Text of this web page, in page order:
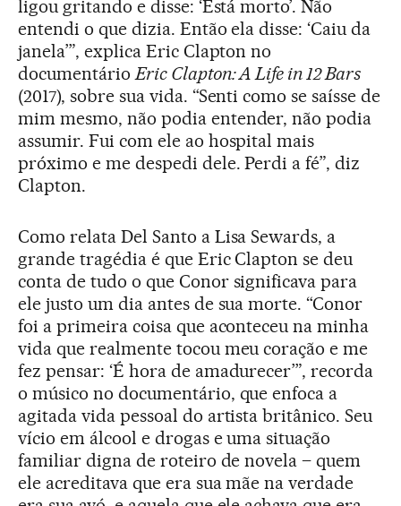
ligou gritando e disse: ‘Está morto’. Não
entendi o que dizia. Então ela disse: ‘Caiu da
janela’”, explica Eric Clapton no
documentárioEric Clapton: A Life in 12 Bars
(2017), sobre sua vida. “Senti como se saísse de
mim mesmo, não podia entender, não podia
assumir. Fui com ele ao hospital mais
próximo e me despedi dele. Perdi a fé”, diz
Clapton.
Como relata Del Santo a Lisa Sewards, a
grande tragédia é que Eric Clapton se deu
conta de tudo o que Conor significava para
ele justo um dia antes de sua morte. “Conor
foi a primeira coisa que aconteceu na minha
vida que realmente tocou meu coração e me
fez pensar: ‘É hora de amadurecer’”, recorda
o músico no documentário, que enfoca a
agitada vida pessoal do artista britânico. Seu
vício em álcool e drogas e uma situação
familiar digna de roteiro de novela – quem
ele acreditava que era sua mãe na verdade